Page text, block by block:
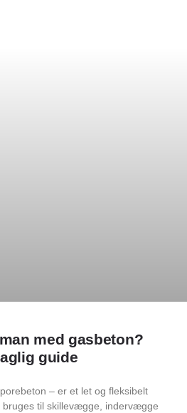
med gasbeton?
guide
– er et let og fleksibelt
bruges til skillevægge, indervægge